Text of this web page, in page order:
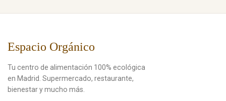
Espacio Orgánico
Tu centro de alimentación 100% ecológica
en Madrid. Supermercado, restaurante,
bienestar y mucho más.